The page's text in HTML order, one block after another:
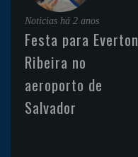
Noticias há 2 anos
Festa para Everton
Ribeira no
aeroporto de
Salvador